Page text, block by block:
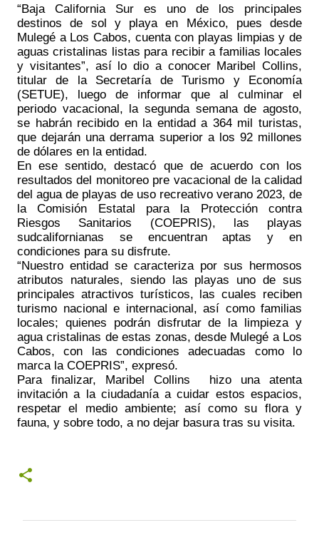
“Baja California Sur es uno de los principales
destinos de sol y playa en México, pues desde
Mulegé a Los Cabos, cuenta con playas limpias y de
aguas cristalinas listas para recibir a familias locales
y visitantes”, así lo dio a conocer Maribel Collins,
titular de la Secretaría de Turismo y Economía
(SETUE), luego de informar que al culminar el
periodo vacacional, la segunda semana de agosto,
se habrán recibido en la entidad a 364 mil turistas,
que dejarán una derrama superior a los 92 millones
de dólares en la entidad.
En ese sentido, destacó que de acuerdo con los
resultados del monitoreo pre vacacional de la calidad
del agua de playas de uso recreativo verano 2023, de
la Comisión Estatal para la Protección contra
Riesgos Sanitarios (COEPRIS), las playas
sudcalifornianas se encuentran aptas y en
condiciones para su disfrute.
“Nuestro entidad se caracteriza por sus hermosos
atributos naturales, siendo las playas uno de sus
principales atractivos turísticos, las cuales reciben
turismo nacional e internacional, así como familias
locales; quienes podrán disfrutar de la limpieza y
agua cristalinas de estas zonas, desde Mulegé a Los
Cabos, con las condiciones adecuadas como lo
marca la COEPRIS”, expresó.
Para finalizar, Maribel Collins  hizo una atenta
invitación a la ciudadanía a cuidar estos espacios,
respetar el medio ambiente; así como su flora y
fauna, y sobre todo, a no dejar basura tras su visita.